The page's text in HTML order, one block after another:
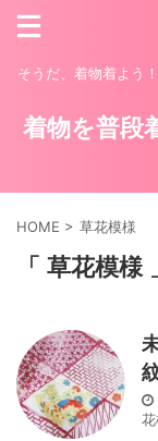
そうだ、着物着よう
着物を普段
HOME > 草花模様
「 草花模様